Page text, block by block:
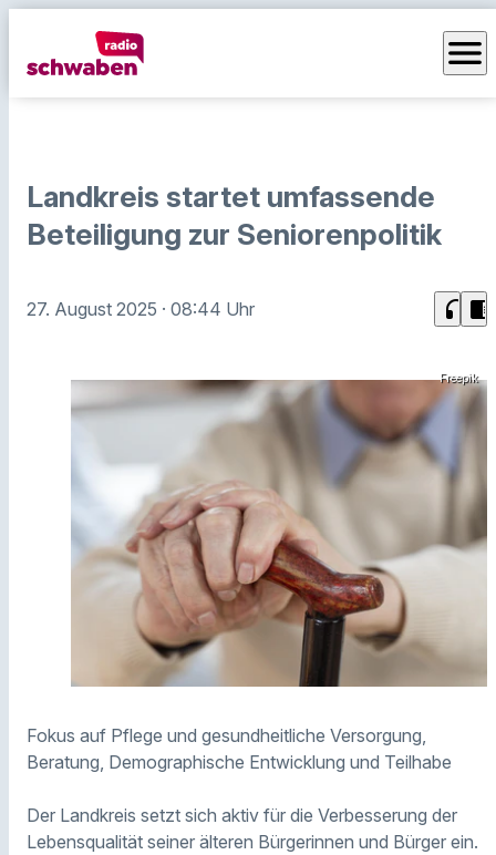
menu
Landkreis startet umfassende
Beteiligung zur Seniorenpolitik
27. August 2025 · 08:44 Uhr headphones chrome_reader_mode
Freepik
Fokus auf Pflege und gesundheitliche Versorgung,
Beratung, Demographische Entwicklung und Teilhabe
Der Landkreis setzt sich aktiv für die Verbesserung der
Lebensqualität seiner älteren Bürgerinnen und Bürger ein.